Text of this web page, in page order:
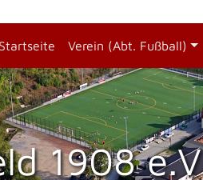
Startseite Verein (Abt. Fußball)
1908